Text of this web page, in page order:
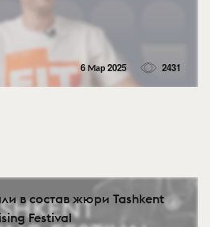
6 Мар 2025 2431
в состав жюри Tashkent
Festival